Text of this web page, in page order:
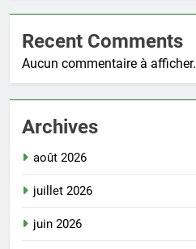
Recent Comments
Aucun commentaire à afficher.
Archives
août 2026
juillet 2026
juin 2026